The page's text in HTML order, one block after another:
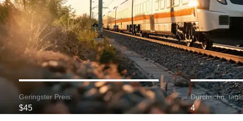
Geringster Preis:
$45
Durchschn.
4